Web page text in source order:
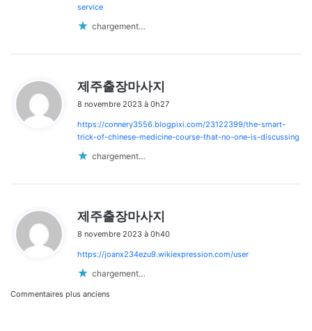
service
chargement…
제주출장마사지
t
:
8 novembre 2023 à 0h27
https://connery3556.blogpixi.com/23122399/the-smart-
trick-of-chinese-medicine-course-that-no-one-is-discussing
chargement…
제주출장마사지
t
8 novembre 2023 à 0h40
https://joanx234ezu9.wikiexpression.com/user
chargement…
Navigation
Commentaires plus anciens